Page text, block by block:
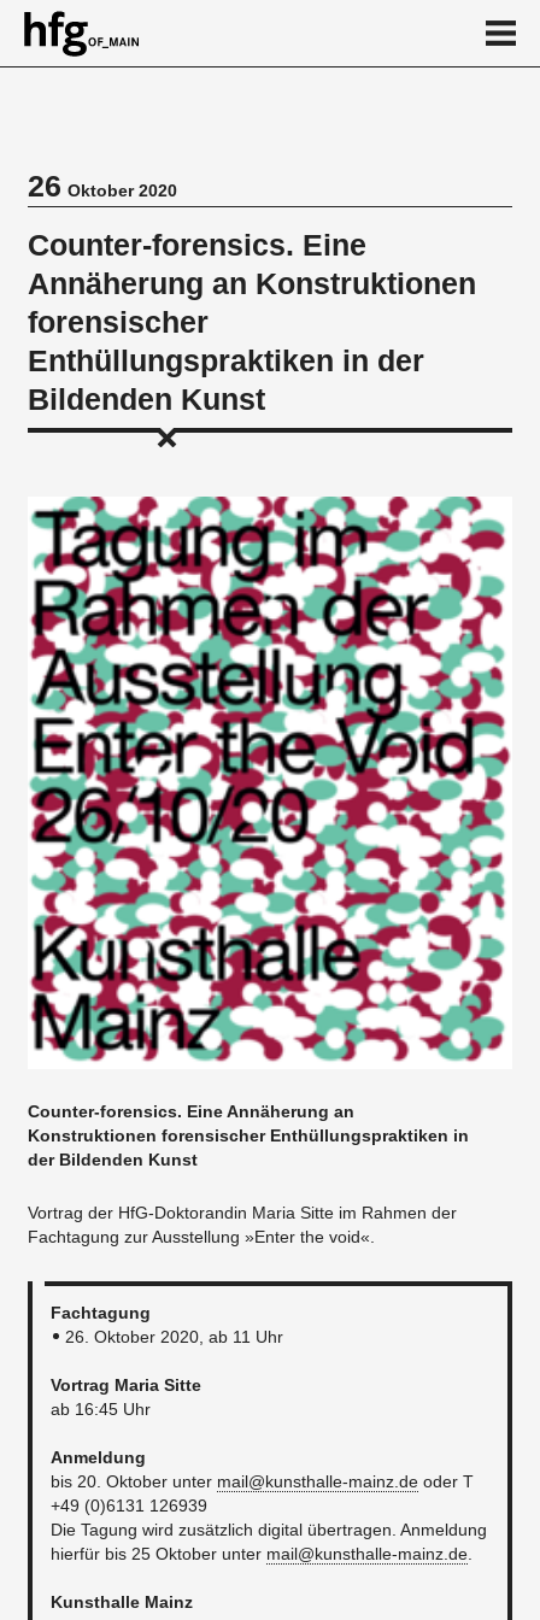
26Oktober 2020
Counter-forensics. Eine
Annäherung an Konstruktionen
forensischer
Enthüllungspraktiken in der
Bildenden Kunst
Counter-forensics. Eine Annäherung an
Konstruktionen forensischer Enthüllungspraktiken in
der Bildenden Kunst​
Vortrag der HfG-Doktorandin Maria Sitte im Rahmen der
Fachtagung zur Ausstellung »Enter the void«.
Fachtagung
26. Oktober 2020, ab 11 Uhr
Vortrag Maria Sitte
ab 16:45 Uhr
Anmeldung
bis 20. Oktober unter mail@kunsthalle-mainz.de oder T
+49 (0)6131 126939
Die Tagung wird zusätzlich digital übertragen. Anmeldung
hierfür bis 25 Oktober unter mail@kunsthalle-mainz.de.
Kunsthalle Mainz